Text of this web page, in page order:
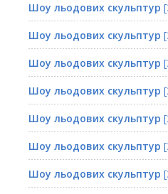
Шоу льодових скульптур
Шоу льодових скульптур
Шоу льодових скульптур
Шоу льодових скульптур
Шоу льодових скульптур
Шоу льодових скульптур
Шоу льодових скульптур